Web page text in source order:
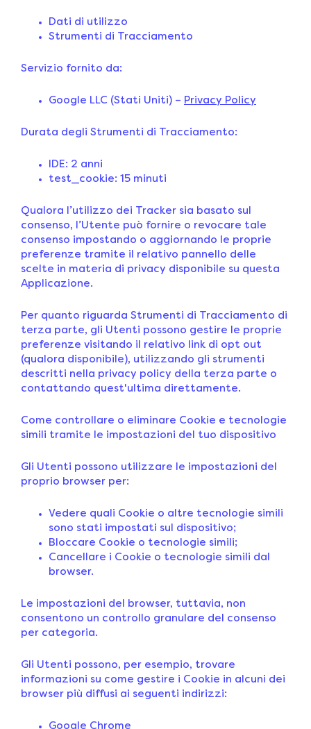
Dati di utilizzo
Strumenti di Tracciamento
Servizio fornito da:
Google LLC (Stati Uniti) – Privacy Policy
Durata degli Strumenti di Tracciamento:
IDE: 2 anni
test_cookie: 15 minuti
Qualora l’utilizzo dei Tracker sia basato sul
consenso, l’Utente può fornire o revocare tale
consenso impostando o aggiornando le proprie
preferenze tramite il relativo pannello delle
scelte in materia di privacy disponibile su questa
Applicazione.
Per quanto riguarda Strumenti di Tracciamento di
terza parte, gli Utenti possono gestire le proprie
preferenze visitando il relativo link di opt out
(qualora disponibile), utilizzando gli strumenti
descritti nella privacy policy della terza parte o
contattando quest'ultima direttamente.
Come controllare o eliminare Cookie e tecnologie
simili tramite le impostazioni del tuo dispositivo
Gli Utenti possono utilizzare le impostazioni del
proprio browser per:
Vedere quali Cookie o altre tecnologie simili
sono stati impostati sul dispositivo;
Bloccare Cookie o tecnologie simili;
Cancellare i Cookie o tecnologie simili dal
browser.
Le impostazioni del browser, tuttavia, non
consentono un controllo granulare del consenso
per categoria.
Gli Utenti possono, per esempio, trovare
informazioni su come gestire i Cookie in alcuni dei
browser più diffusi ai seguenti indirizzi:
Google Chrome